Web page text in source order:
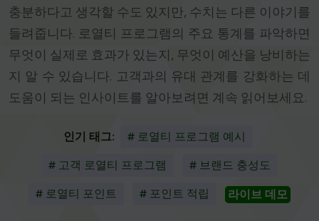
충분하다고 생각할 수도 있지만, 수치는 다른 이야기를
들려줍니다. 로열티 프로그램의 주요 통계를 파악하면
무엇이 실제로 효과가 있는지, 무엇이 예산을 낭비하는
지 알 수 있습니다. 고객과의 유대 관계를 강화하는 데
도움이 되는 인사이트를 알아보려면 계속 읽어보세요.
인기 태그: # 로열티 프로그램 예시
# 고객 로열티 프로그램 # 브랜드 충성도
# 로열티 포인트 # 포인트 적립 라이브 데모